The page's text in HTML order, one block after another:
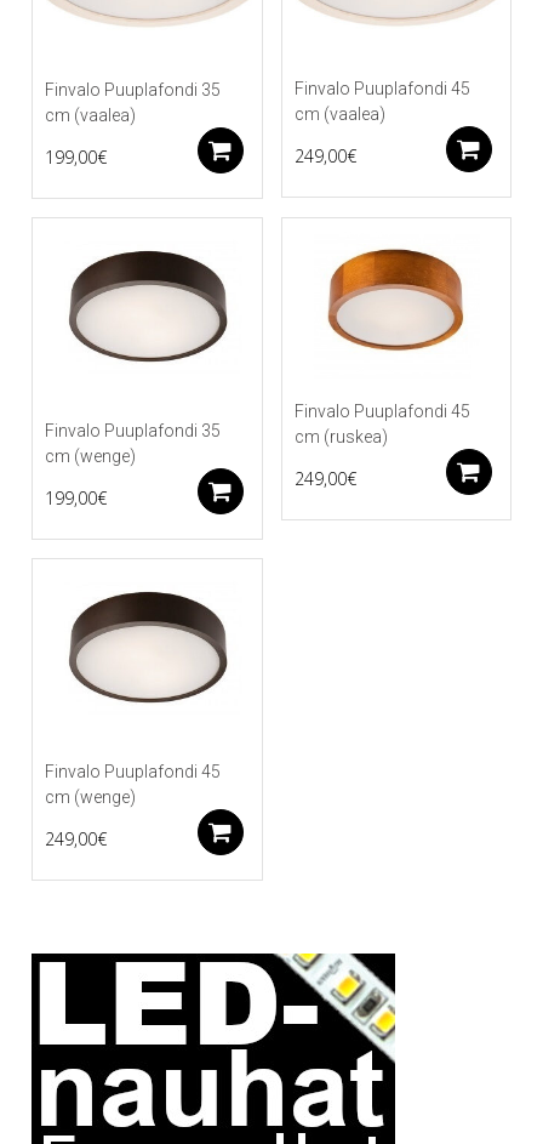
Finvalo Puuplafondi 35
cm (vaalea)
199,00€ Lisää ostoskoriin
Finvalo Puuplafondi 45
cm (vaalea)
249,00€
Finvalo Puuplafondi 35
cm (wenge)
199,00€ Lisää ostoskoriin
Finvalo Puuplafondi 45
cm (ruskea)
249,00€
Finvalo Puuplafondi 45
cm (wenge)
249,00€